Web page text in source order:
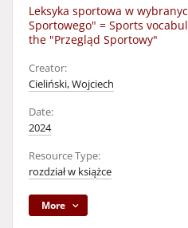
Leksyka sportowa w
Sportowego" = Sports
the "Przegląd Sportowy"
Creator:
Cieliński, Wojciech
Date:
2024
Resource Type:
rozdział w książce
More